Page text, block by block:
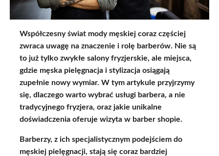
Współczesny świat mody męskiej coraz częściej
zwraca uwagę na znaczenie i rolę barberów. Nie są
to już tylko zwykłe salony fryzjerskie, ale miejsca,
gdzie męska pielęgnacja i stylizacja osiągają
zupełnie nowy wymiar. W tym artykule przyjrzymy
się, dlaczego warto wybrać usługi barbera, a nie
tradycyjnego fryzjera, oraz jakie unikalne
doświadczenia oferuje wizyta w barber shopie.
Barberzy, z ich specjalistycznym podejściem do
męskiej pielęgnacji, stają się coraz bardziej